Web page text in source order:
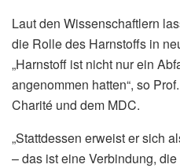
Laut den Wissenschaftlern
die Rolle des Harnstoffs in
„Harnstoff ist nicht nur ein
angenommen hatten“, so
Charité und dem MDC.
„Stattdessen erweist er sich
– das ist eine Verbindung,